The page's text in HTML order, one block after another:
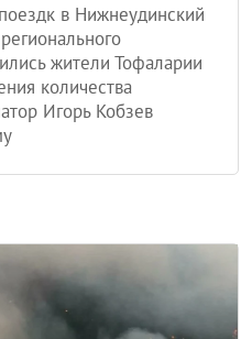
в Нижнеудинский
жители Тофаларии
количества
Игорь Кобзев